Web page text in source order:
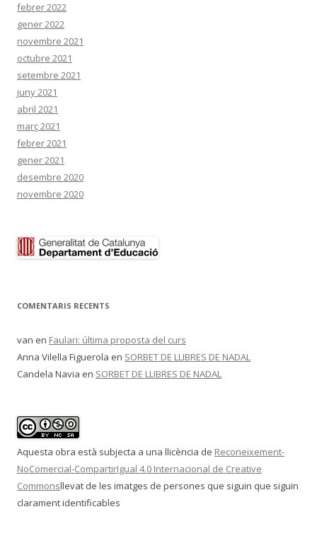
febrer 2022
gener 2022
novembre 2021
octubre 2021
setembre 2021
juny 2021
abril 2021
març 2021
febrer 2021
gener 2021
desembre 2020
novembre 2020
COMENTARIS RECENTS
van en Faulari: última proposta del curs
Anna Vilella Figuerola en SORBET DE LLIBRES DE NADAL
Candela Navia en SORBET DE LLIBRES DE NADAL
Aquesta obra està subjecta a una llicència de Reconeixement-
NoComercial-CompartirIgual 4.0 Internacional de Creative
Commonsllevat de les imatges de persones que siguin que siguin
clarament identificables